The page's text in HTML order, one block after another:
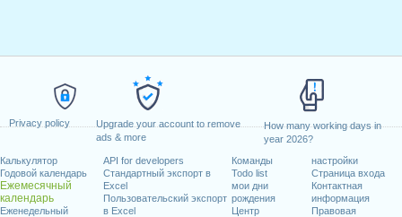
Privacy policy
Upgrade your account to remove
ads & more
How many working days in
year 2026?
Калькулятор
Годовой календарь
Ежемесячный
календарь
Еженедельный
API for developers
Стандартный экспорт в
Excel
Пользовательский экспорт
в Excel
Команды
Todo list
мои дни
рождения
Центр
настройки
Страница входа
Контактная
информация
Правовая